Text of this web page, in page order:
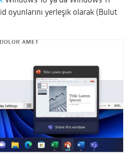
oyunlarını yerleşik olarak (Bulut